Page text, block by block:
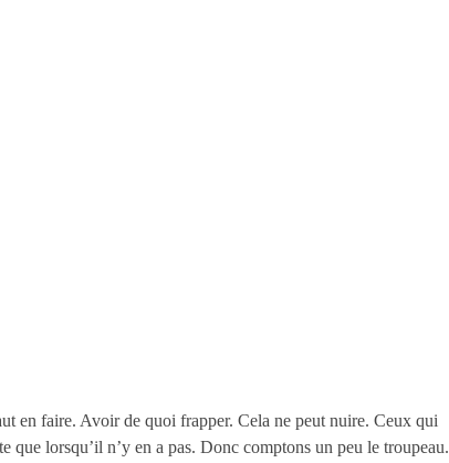
en faire. Avoir de quoi frapper. Cela ne peut nuire. Ceux qui
que lorsqu’il n’y en a pas. Donc comptons un peu le troupeau.